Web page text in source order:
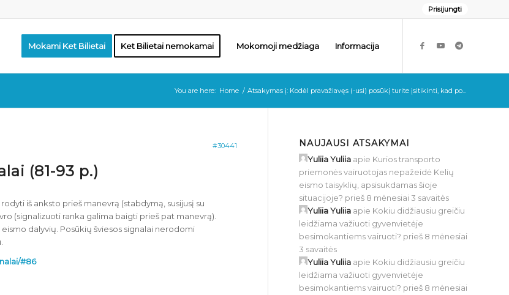
Prisijungti
Mokami Ket Bilietai Ket Bilietai nemokamai Mokomoji medžiaga Informacija
You are here: Home / Atsakymas į: Kodėl pravažiavęs (-usi) posūkį turite įsitikinti, kad po...
#30441
(81-93 p.)
iš anksto prieš manevrą (stabdymą, susijusį su
(signalizuoti ranka galima baigti prieš pat manevrą).
dalyvių. Posūkių šviesos signalai nerodomi
#86
NAUJAUSI ATSAKYMAI
Yuliia Yuliia apie Kurios transporto
priemonės vairuotojas nepažeidė Kelių
eismo taisyklių, apsisukdamas šioje
situacijoje? prieš 8 mėnesiai 3 savaitės
Yuliia Yuliia apie Kokiu didžiausiu greičiu
leidžiama važiuoti gyvenvietėje
besimokantiems vairuoti? prieš 8 mėnesiai
3 savaitės
Yuliia Yuliia apie Kokiu didžiausiu greičiu
leidžiama važiuoti gyvenvietėje
besimokantiems vairuoti? prieš 8 mėnesiai